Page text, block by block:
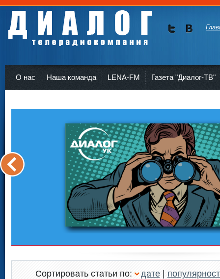
О нас Наша команда LENA-FM Газета "Диалог-ТВ"
Сортировать статьи по: дате|